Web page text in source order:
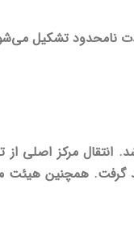
انتقال مرکز اصلی
همچنین هیئت